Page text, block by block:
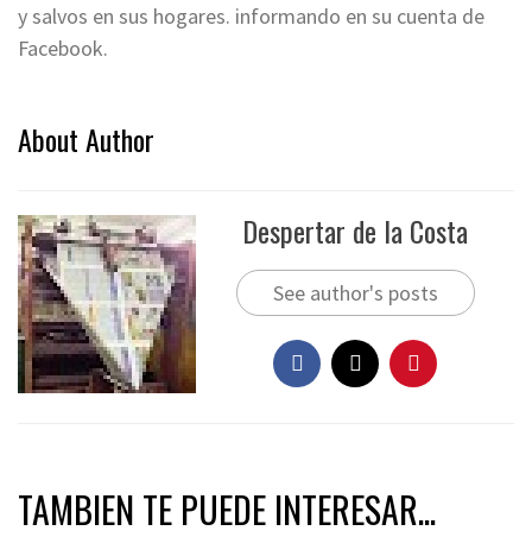
y salvos en sus hogares. informando en su cuenta de
Facebook.
About Author
Despertar de la Costa
See author's posts
TAMBIEN TE PUEDE INTERESAR...